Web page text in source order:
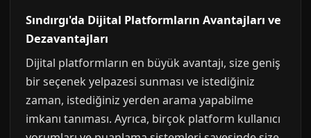
Sındırgı'da Dijital Platformların Avantajları ve
Dezavantajları
Dijital platformların en büyük avantajı, size geniş
bir seçenek yelpazesi sunması ve istediğiniz
zaman, istediğiniz yerden arama yapabilme
imkanı tanıması. Ayrıca, birçok platform kullanıcı